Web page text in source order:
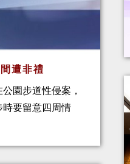
遭非禮
園步道性侵案，
要留意四周情